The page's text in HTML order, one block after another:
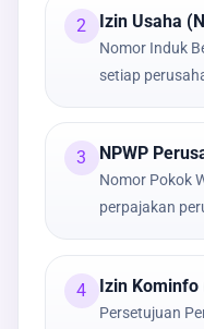
2 Izin Usaha
Nomor Induk
setiap
3 NPWP
Nomor Pokok
perpajakan
4 Izin Kominfo
Persetujuan